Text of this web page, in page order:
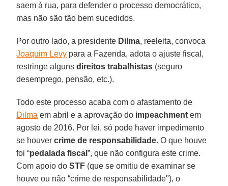
saem à rua, para defender o processo democrático,
mas não são tão bem sucedidos.
Por outro lado, a presidente Dilma, reeleita, convoca
Joaquim Levy para a Fazenda, adota o ajuste fiscal,
restringe algunsdireitos trabalhistas (seguro
desemprego, pensão, etc.).
Todo este processo acaba com o afastamento de
Dilma em abril e a aprovação do impeachment em
agosto de 2016. Por lei, só pode haver impedimento
se houvercrime de responsabilidade. O que houve
foi “pedalada fiscal”, que não configura este crime.
Com apoio doSTF (que se omitiu de examinar se
houve ou não “crime de responsabilidade"), o